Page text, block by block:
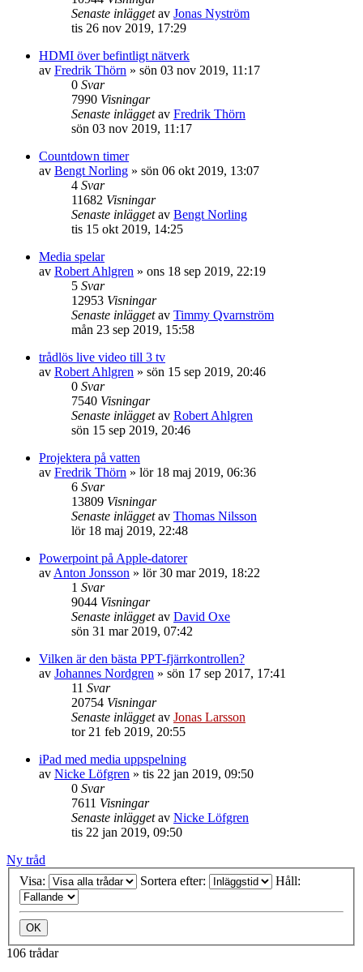
Senaste inläggetav Jonas Nyström
tis 26 nov 2019, 17:29
HDMI över befintligt nätverk
av Fredrik Thörn » sön 03 nov 2019, 11:17
0 Svar
7990 Visningar
Senaste inläggetav Fredrik Thörn
sön 03 nov 2019, 11:17
Countdown timer
av Bengt Norling » sön 06 okt 2019, 13:07
4 Svar
11682 Visningar
Senaste inläggetav Bengt Norling
tis 15 okt 2019, 14:25
Media spelar
av Robert Ahlgren » ons 18 sep 2019, 22:19
5 Svar
12953 Visningar
Senaste inläggetav Timmy Qvarnström
mån 23 sep 2019, 15:58
trådlös live video till 3 tv
av Robert Ahlgren » sön 15 sep 2019, 20:46
0 Svar
7540 Visningar
Senaste inläggetav Robert Ahlgren
sön 15 sep 2019, 20:46
Projektera på vatten
av Fredrik Thörn » lör 18 maj 2019, 06:36
6 Svar
13809 Visningar
Senaste inläggetav Thomas Nilsson
lör 18 maj 2019, 22:48
Powerpoint på Apple-datorer
av Anton Jonsson » lör 30 mar 2019, 18:22
1 Svar
9044 Visningar
Senaste inläggetav David Oxe
sön 31 mar 2019, 07:42
Vilken är den bästa PPT-fjärrkontrollen?
av Johannes Nordgren » sön 17 sep 2017, 17:41
11 Svar
20754 Visningar
Senaste inläggetav Jonas Larsson
tor 21 feb 2019, 20:55
iPad med media uppspelning
av Nicke Löfgren » tis 22 jan 2019, 09:50
0 Svar
7611 Visningar
Senaste inläggetav Nicke Löfgren
tis 22 jan 2019, 09:50
Ny tråd
Visa:
Sortera efter: Håll:
106 trådar